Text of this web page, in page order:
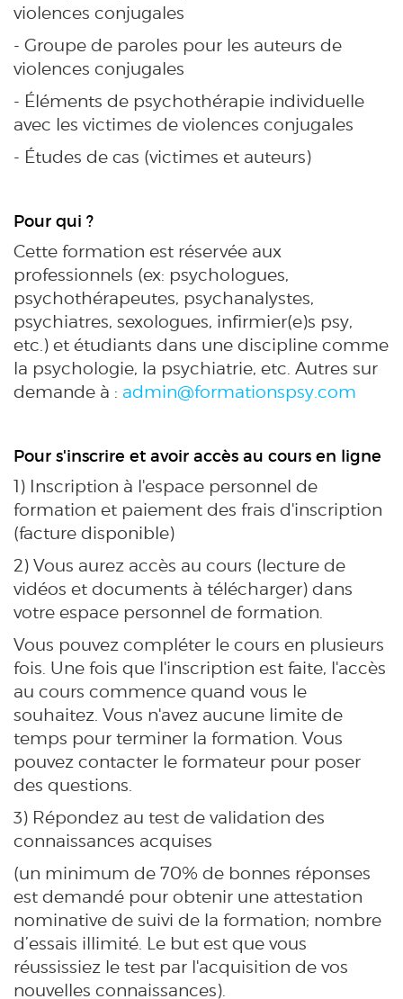
violences conjugales
- Groupe de paroles pour les auteurs de
violences conjugales
- Éléments de psychothérapie individuelle
avec les victimes de violences conjugales
- Études de cas (victimes et auteurs)
Pour qui ?
Cette formation est réservée aux
professionnels (ex: psychologues,
psychothérapeutes, psychanalystes,
psychiatres, sexologues, infirmier(e)s psy,
etc.) et étudiants dans une discipline comme
la psychologie, la psychiatrie, etc. Autres sur
demande à : admin@formationspsy.com
Pour s'inscrire et avoir accès au cours en ligne
1) Inscription à l'espace personnel de
formation et paiement des frais d'inscription
(facture disponible)
2) Vous aurez accès au cours (lecture de
vidéos et documents à télécharger) dans
votre espace personnel de formation.
Vous pouvez compléter le cours en plusieurs
fois. Une fois que l'inscription est faite, l'accès
au cours commence quand vous le
souhaitez. Vous n'avez aucune limite de
temps pour terminer la formation. Vous
pouvez contacter le formateur pour poser
des questions.
3) Répondez au test de validation des
connaissances acquises
(un minimum de 70% de bonnes réponses
est demandé pour obtenir une attestation
nominative de suivi de la formation; nombre
d’essais illimité. Le but est que vous
réussissiez le test par l'acquisition de vos
nouvelles connaissances).